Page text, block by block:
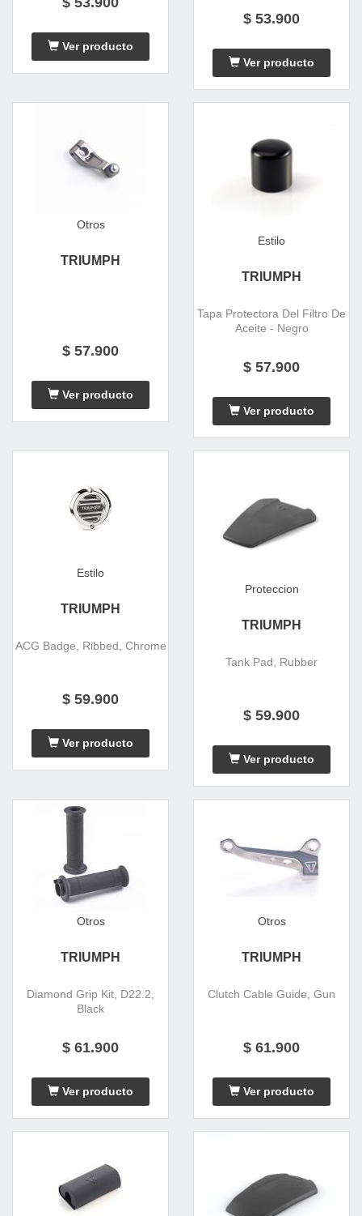
Ver producto
$ 53.900
Ver producto
Otros
TRIUMPH
$ 57.900
Ver producto
Estilo
TRIUMPH
Tapa Protectora Del Filtro De
Aceite - Negro
$ 57.900
Ver producto
Estilo
TRIUMPH
ACG Badge, Ribbed, Chrome
$ 59.900
Ver producto
Proteccion
TRIUMPH
Tank Pad, Rubber
$ 59.900
Ver producto
Otros
TRIUMPH
Diamond Grip Kit, D22.2,
Black
$ 61.900
Ver producto
Otros
TRIUMPH
Clutch Cable Guide, Gun
$ 61.900
Ver producto